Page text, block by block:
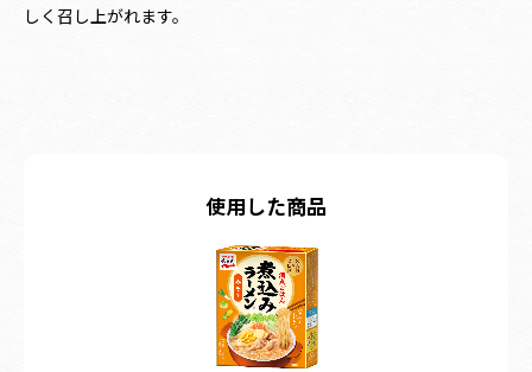
しく召し上がれます。
使用した商品